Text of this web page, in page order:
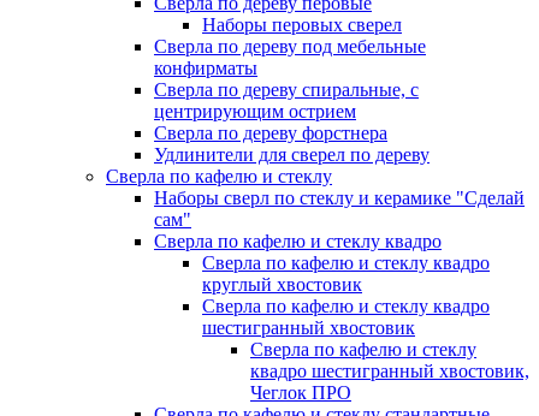
Наборы перовых сверел
Сверла по дереву под мебельные
конфирматы
Сверла по дереву спиральные, с
центрирующим острием
Сверла по дереву форстнера
Удлинители для сверел по дереву
Сверла по кафелю и стеклу
Наборы сверл по стеклу и керамике "Сделай
сам"
Сверла по кафелю и стеклу квадро
Сверла по кафелю и стеклу квадро
круглый хвостовик
Сверла по кафелю и стеклу квадро
шестигранный хвостовик
Сверла по кафелю и стеклу
квадро шестигранный хвостовик,
Чеглок ПРО